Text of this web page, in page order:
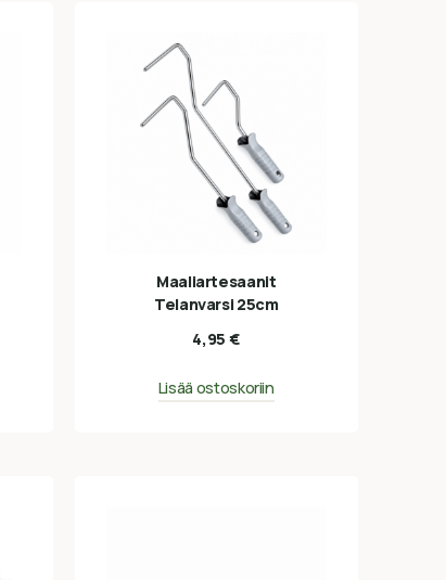
Maaliartesaanit
Telanvarsi 25cm
4,95 €
Lisää ostoskoriin